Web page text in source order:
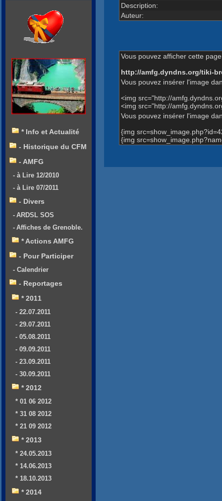
Description:
Auteur:
Vous pouvez afficher cette
http://amfg.dyndns.org/tiki-
Vous pouvez insérer l'image
<img src="http://
<img src="http://
Vous pouvez insérer l'image
{img
{img
* Info et Actualité
- Historique du CFM
- AMFG
- à Lire 12/2010
- à Lire 07/2011
- Divers
- ARDSL SOS
- Affiches de Grenoble.
* Actions AMFG
- Pour Participer
- Calendrier
- Reportages
* 2011
- 22.07.2011
- 29.07.2011
- 05.08.2011
- 09.09.2011
- 23.09.2011
- 30.09.2011
* 2012
* 01 06 2012
* 31 08 2012
* 21 09 2012
* 2013
* 24.05.2013
* 14.06.2013
* 18.10.2013
* 2014